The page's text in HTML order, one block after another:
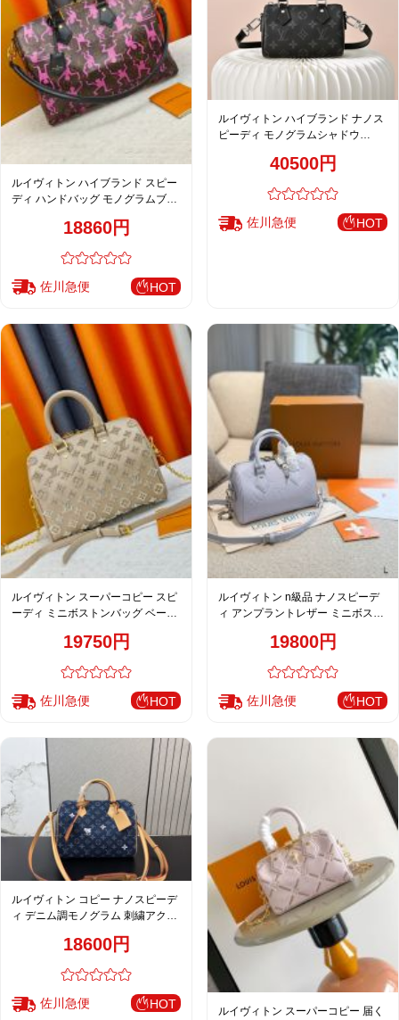
ルイヴィトン ハイブランド スピー
ディ ハンドバッグ モノグラムブラ
18860円
佐川急便 HOT
ルイヴィトン ハイブランド ナノス
ピーディ モノグラムシャドウ
40500円
佐川急便 HOT
ルイヴィトン スーパーコピー スピ
ーディ ミニボストンバッグ ベージ
19750円
佐川急便 HOT
ルイヴィトン n級品 ナノスピーデ
ィ アンプラントレザー ミニボスト
19800円
佐川急便 HOT
ルイヴィトン コピー ナノスピーデ
ィ デニム調モノグラム 刺繍アクセ
レディース18600円
佐川急便 HOT
ルイヴィトン スーパーコピー 届く